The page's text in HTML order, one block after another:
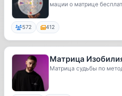
мации о матрице
572 412
Матрица
Матрица судьбы по